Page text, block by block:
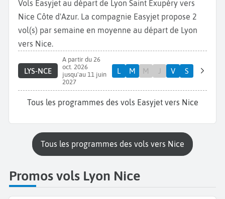
Vols Easyjet au départ de Lyon Saint Exupéry vers
Nice Côte d'Azur. La compagnie Easyjet propose 2
vol(s) par semaine en moyenne au départ de Lyon
vers Nice.
LYS-NCE
A partir du 26
oct. 2026
jusqu'au 11 juin
2027
L M M J V S
Tous les programmes des vols Easyjet vers Nice
Tous les programmes des vols vers Nice
Promos vols Lyon Nice